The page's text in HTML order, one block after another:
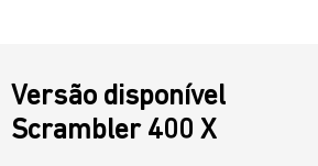
Versão disponível
Scrambler 400 X